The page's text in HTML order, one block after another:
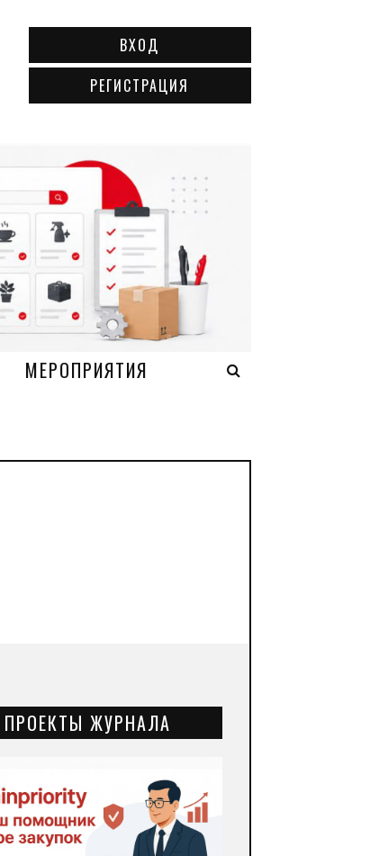
ВХОД
РЕГИСТРАЦИЯ
МЕРОПРИЯТИЯ
ПРОЕКТЫ ЖУРНАЛА